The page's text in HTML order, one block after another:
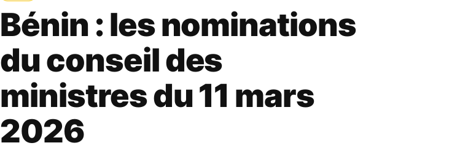
Bénin : les nominations
du conseil des
ministres du 11 mars
2026